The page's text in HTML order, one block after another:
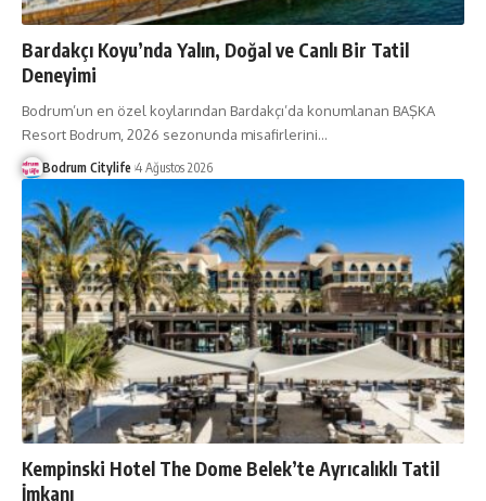
Bardakçı Koyu’nda Yalın, Doğal ve Canlı Bir Tatil
Deneyimi
Bodrum’un en özel koylarından Bardakçı’da konumlanan BAŞKA
Resort Bodrum, 2026 sezonunda misafirlerini…
Bodrum Citylife 4 Ağustos 2026
Kempinski Hotel The Dome Belek’te Ayrıcalıklı Tatil
İmkanı